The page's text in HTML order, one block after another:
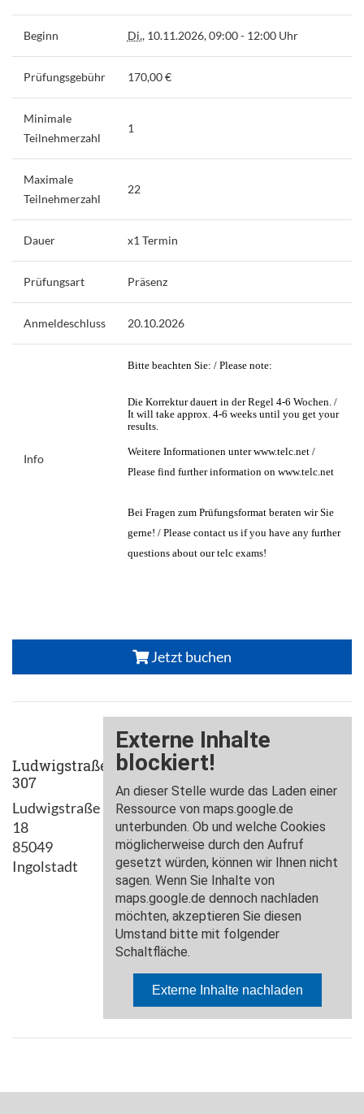
Beginn Di., 10.11.2026, 09:00 - 12:00 Uhr
Prüfungsgebühr 170,00 €
Minimale
Teilnehmerzahl
1
Maximale
Teilnehmerzahl
22
Dauer x1 Termin
Prüfungsart Präsenz
Anmeldeschluss 20.10.2026
Info
Bitte beachten Sie: / Please note:
Die Korrektur dauert in der Regel 4-6 Wochen. /
It will take approx. 4-6 weeks until you get your
results.
Weitere Informationen unter www.telc.net /
Please find further information on www.telc.net
Bei Fragen zum Prüfungsformat beraten wir Sie
gerne! / Please contact us if you have any further
questions about our telc exams!
Jetzt buchen
Ludwigstraße
307
Ludwigstraße
18
85049
Ingolstadt